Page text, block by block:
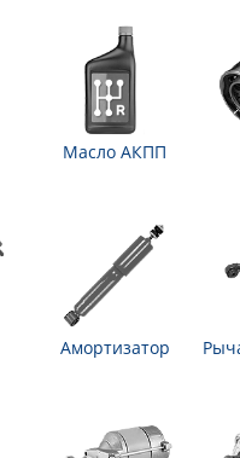
Масло АКПП
Амортизатор